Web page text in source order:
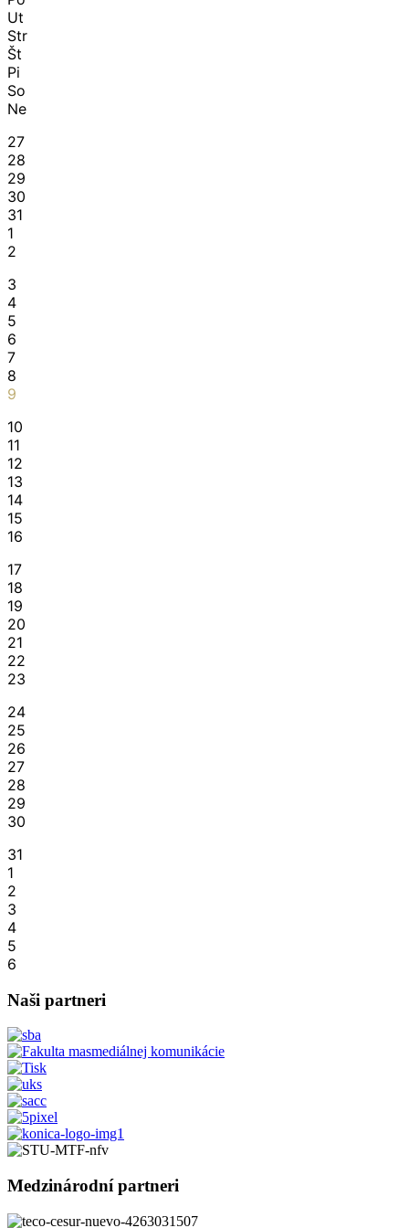
Ut
Str
Št
Pi
So
Ne
27
28
29
30
31
1
2
3
4
5
6
7
8
9
10
11
12
13
14
15
16
17
18
19
20
21
22
23
24
25
26
27
28
29
30
31
1
2
3
4
5
6
Naši partneri
Medzinárodní partneri